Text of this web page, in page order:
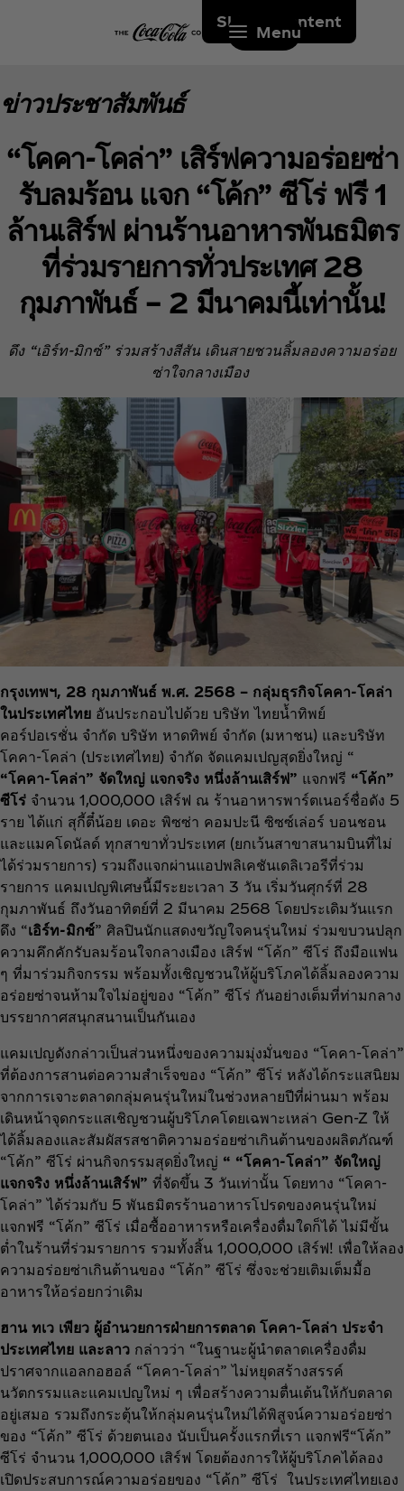
Skip to content
Menu
ข่าวประชาสัมพันธ์
“โคคา-โคล่า” เสิร์ฟความอร่อยซ่า
รับลมร้อน แจก “โค้ก” ซีโร่ ฟรี 1
ล้านเสิร์ฟ ผ่านร้านอาหารพันธมิตร
ที่ร่วมรายการทั่วประเทศ 28
กุมภาพันธ์ – 2 มีนาคมนี้เท่านั้น!
ดึง “เอิร์ท-มิกซ์” ร่วมสร้างสีสัน เดินสายชวนลิ้มลองความอร่อย
ซ่าใจกลางเมือง
กรุงเทพฯ, 28 กุมภาพันธ์ พ.ศ. 2568 – กลุ่มธุรกิจโคคา-โคล่า
ในประเทศไทย อันประกอบไปด้วย บริษัท ไทยน้ำทิพย์
คอร์ปอเรชั่น จำกัด บริษัท หาดทิพย์ จำกัด (มหาชน) และบริษัท
โคคา-โคล่า (ประเทศไทย) จำกัด จัดแคมเปญสุดยิ่งใหญ่ “
“โคคา-โคล่า” จัดใหญ่ แจกจริง หนึ่งล้านเสิร์ฟ” แจกฟรี “โค้ก”
ซีโร่ จำนวน 1,000,000 เสิร์ฟ ณ ร้านอาหารพาร์ตเนอร์ชื่อดัง 5
ราย ได้แก่ สุกี้ตี๋น้อย เดอะ พิซซ่า คอมปะนี ซิซซ์เล่อร์ บอนชอน
และแมคโดนัลด์ ทุกสาขาทั่วประเทศ (ยกเว้นสาขาสนามบินที่ไม่
ได้ร่วมรายการ) รวมถึงแจกผ่านแอปพลิเคชันเดลิเวอรีที่ร่วม
รายการ แคมเปญพิเศษนี้มีระยะเวลา 3 วัน เริ่มวันศุกร์ที่ 28
กุมภาพันธ์ ถึงวันอาทิตย์ที่ 2 มีนาคม 2568 โดยประเดิมวันแรก
ดึง “เอิร์ท-มิกซ์” ศิลปินนักแสดงขวัญใจคนรุ่นใหม่ ร่วมขบวนปลุก
ความคึกคักรับลมร้อนใจกลางเมือง เสิร์ฟ “โค้ก” ซีโร่ ถึงมือแฟน
ๆ ที่มาร่วมกิจกรรม พร้อมทั้งเชิญชวนให้ผู้บริโภคได้ลิ้มลองความ
อร่อยซ่าจนห้ามใจไม่อยู่ของ “โค้ก” ซีโร่ กันอย่างเต็มที่ท่ามกลาง
บรรยากาศสนุกสนานเป็นกันเอง
แคมเปญดังกล่าวเป็นส่วนหนึ่งของความมุ่งมั่นของ “โคคา-โคล่า”
ที่ต้องการสานต่อความสำเร็จของ “โค้ก” ซีโร่ หลังได้กระแสนิยม
จากการเจาะตลาดกลุ่มคนรุ่นใหม่ในช่วงหลายปีที่ผ่านมา พร้อม
เดินหน้าจุดกระแสเชิญชวนผู้บริโภคโดยเฉพาะเหล่า Gen-Z ให้
ได้ลิ้มลองและสัมผัสรสชาติความอร่อยซ่าเกินต้านของผลิตภัณฑ์
“โค้ก” ซีโร่ ผ่านกิจกรรมสุดยิ่งใหญ่ “ “โคคา-โคล่า” จัดใหญ่
แจกจริง หนึ่งล้านเสิร์ฟ” ที่จัดขึ้น 3 วันเท่านั้น โดยทาง “โคคา-
โคล่า” ได้ร่วมกับ 5 พันธมิตรร้านอาหารโปรดของคนรุ่นใหม่
แจกฟรี “โค้ก” ซีโร่ เมื่อซื้ออาหารหรือเครื่องดื่มใดก็ได้ ไม่มีขั้น
ต่ำในร้านที่ร่วมรายการ รวมทั้งสิ้น 1,000,000 เสิร์ฟ! เพื่อให้ลอง
ความอร่อยซ่าเกินต้านของ “โค้ก” ซีโร่ ซึ่งจะช่วยเติมเต็มมื้อ
อาหารให้อร่อยกว่าเดิม
ฮาน ทเว เพียว ผู้อำนวยการฝ่ายการตลาด โคคา-โคล่า ประจำ
ประเทศไทย และลาว กล่าวว่า “ในฐานะผู้นำตลาดเครื่องดื่ม
ปราศจากแอลกอฮอล์ “โคคา-โคล่า” ไม่หยุดสร้างสรรค์
นวัตกรรมและแคมเปญใหม่ ๆ เพื่อสร้างความตื่นเต้นให้กับตลาด
อยู่เสมอ รวมถึงกระตุ้นให้กลุ่มคนรุ่นใหม่ได้พิสูจน์ความอร่อยซ่า
ของ “โค้ก” ซีโร่ ด้วยตนเอง นับเป็นครั้งแรกที่เรา แจกฟรี“โค้ก”
ซีโร่ จำนวน 1,000,000 เสิร์ฟ โดยต้องการให้ผู้บริโภคได้ลอง
เปิดประสบการณ์ความอร่อยของ “โค้ก” ซีโร่ ในประเทศไทยเอง